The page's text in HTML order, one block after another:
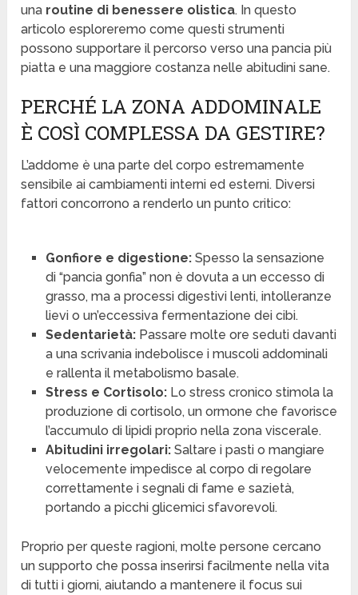
una routine di benessere olistica. In questo
articolo esploreremo come questi strumenti
possono supportare il percorso verso una pancia più
piatta e una maggiore costanza nelle abitudini sane.
PERCHÉ LA ZONA ADDOMINALE
È COSÌ COMPLESSA DA GESTIRE?
L’addome è una parte del corpo estremamente
sensibile ai cambiamenti interni ed esterni. Diversi
fattori concorrono a renderlo un punto critico:
Gonfiore e digestione:Spesso la sensazione
di “pancia gonfia” non è dovuta a un eccesso di
grasso, ma a processi digestivi lenti, intolleranze
lievi o un’eccessiva fermentazione dei cibi.
Sedentarietà:Passare molte ore seduti davanti
a una scrivania indebolisce i muscoli addominali
e rallenta il metabolismo basale.
Stress e Cortisolo:Lo stress cronico stimola la
produzione di cortisolo, un ormone che favorisce
l’accumulo di lipidi proprio nella zona viscerale.
Abitudini irregolari:Saltare i pasti o mangiare
velocemente impedisce al corpo di regolare
correttamente i segnali di fame e sazietà,
portando a picchi glicemici sfavorevoli.
Proprio per queste ragioni, molte persone cercano
un supporto che possa inserirsi facilmente nella vita
di tutti i giorni, aiutando a mantenere il focus sui